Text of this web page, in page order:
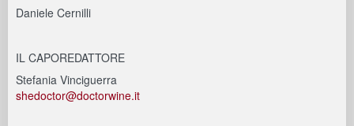
Daniele Cernilli
IL CAPOREDATTORE
Stefania Vinciguerra
shedoctor@doctorwine.it